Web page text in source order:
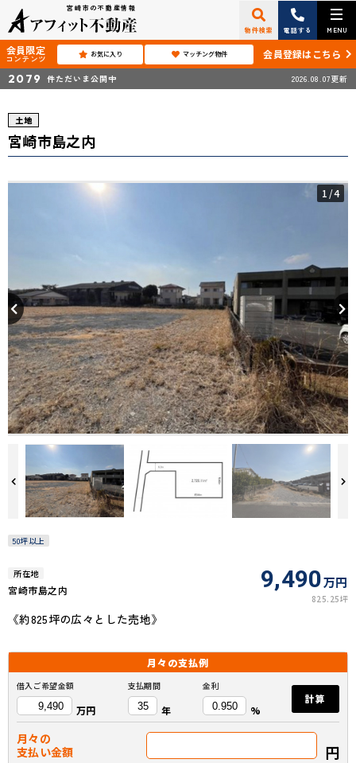
宮崎市の不動産情報
物件検索 電話する MENU
会員限定
コンテンツ お気に入り マッチング物件 会員登録はこちら
2079 件ただいま公開中 2026.08.07更新
土地
宮崎市島之内
1 /4
50坪以上
所在地
宮崎市島之内 9,490万円
825.25坪
《約825坪の広々とした売地》
月々の支払例
借入ご希望金額
万円
支払期間
年
金利
%
計算
月々の
支払い金額
円